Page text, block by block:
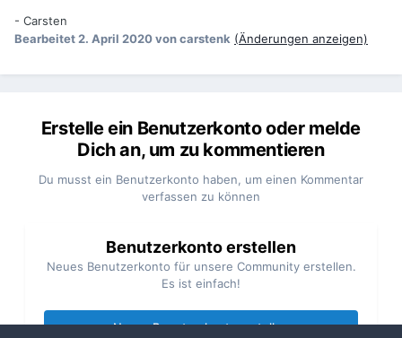
- Carsten
Bearbeitet2. April 2020von carstenk (Änderungen anzeigen)
Erstelle ein Benutzerkonto oder melde
Dich an, um zu kommentieren
Du musst ein Benutzerkonto haben, um einen Kommentar
verfassen zu können
Benutzerkonto erstellen
Neues Benutzerkonto für unsere Community erstellen.
Es ist einfach!
Neues Benutzerkonto erstellen